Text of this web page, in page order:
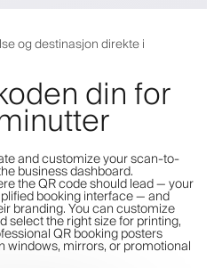
og destinasjon direkte i
din for
and customize your scan-to-
business dashboard.
the QR code should lead — your
booking interface — and
branding. You can customize
select the right size for printing,
QR booking posters
windows, mirrors, or promotional